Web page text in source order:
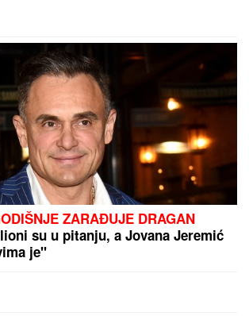
ZARAĐUJE DRAGAN
su u pitanju, a Jovana Jeremić
je"